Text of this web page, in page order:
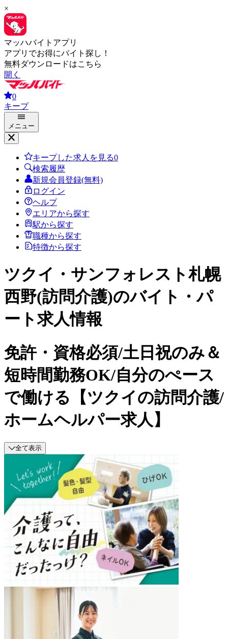
×
マッハバイトアプリ
アプリでお得にバイト探し！
無料ダウンロードはこちら
開く
0
キープ
メニュー
キープした求人を見る0
検索履歴
新規会員登録(無料)
ログイン
ヘルプ
エリアから探す
駅から探す
職種から探す
特徴から探す
ツクイ・サンフォレスト札幌
西野(訪問介護)のバイト・パ
ート求人情報
免許・資格必須/土日祝のみ＆
短時間勤務OK/自分のぺース
で働ける【ツクイの訪問介護/
ホームヘルパー求人】
全て表示